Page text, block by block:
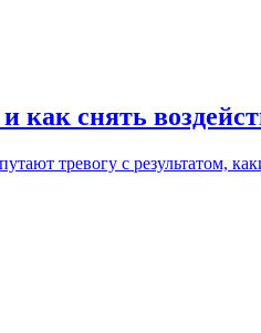
как снять
тревогу с результатом,